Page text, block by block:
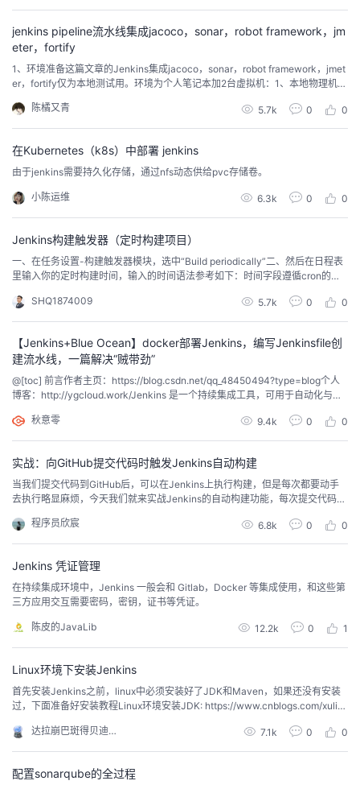
动
关
注
程
认
证
的
实
验
我
的
收
持
建
议
修改部分功能，博主接到需求后，觉得维护两套代码不仅...
jenkins pipeline流水线集成jacoco，sonar，robot framework，jm
eter，fortify
1、环境准备这篇文章的Jenkins集成jacoco，sonar，robot framework，jmet
er，fortify仅为本地测试用。环境为个人笔记本加2台虚拟机：1、本地物理机，
境变量mysql5.7：用于sonarqube和应用服务器演示程序devopsplaysonarq
u...
陈橘又青 5.7k 0 0
在Kubernetes（k8s）中部署 jenkins
由于jenkins需要持久化存储，通过nfs动态供给pvc存储卷。
小陈运维 6.3k 0 0
Jenkins构建触发器（定时构建项目）
一、在任务设置-构建触发器模块，选中“Build periodically”二、然后在日程表
里输入你的定时构建时间，输入的时间语法参考如下：时间字段遵循cron的语
OW分钟：小时内的分钟数（0-59）小时 ：一天中的小时（0-23）DOM：月
份的日子（1-31）月 ：月份（1-12）DOW：星期几（0-7...
SHQ1874009 5.7k 0 0
【Jenkins+Blue Ocean】docker部署Jenkins，编写Jenkinsfile创
建流水线，一篇解决“贼带劲”
@[toc] 前言作者主页：https://blog.csdn.net/qq_48450494?type=blog个人
博客：http://ygcloud.work/Jenkins 是一个持续集成工具，可用于自动化与构
ocker 安装，甚至可以由任何安装了 Java 运行时环境 (JRE) 的机器独立运行。
持续集成工...
秋意零 9.4k 0 0
实战：向GitHub提交代码时触发Jenkins自动构建
当我们提交代码到GitHub后，可以在Jenkins上执行构建，但是每次都要动手
去执行略显麻烦，今天我们就来实战Jenkins的自动构建功能，每次提交代码到
程序员欣宸
6.8k 0 0
Jenkins 凭证管理
在持续集成环境中，Jenkins 一般会和 Gitlab，Docker 等集成使用，和这些第
三方应用交互需要密码，密钥，证书等凭证。
陈皮的JavaLib 12.2k 0 1
Linux环境下安装Jenkins
首先安装Jenkins之前，linux中必须安装好了JDK和Maven，如果还没有安装
过，下面准备好安装教程Linux环境安装JDK: https://www.cnblogs.com/xulia
8412/article/details/89471735确认JDK...
达拉崩巴斑得贝迪卜多 7.1k 0 0
配置sonarqube的全过程